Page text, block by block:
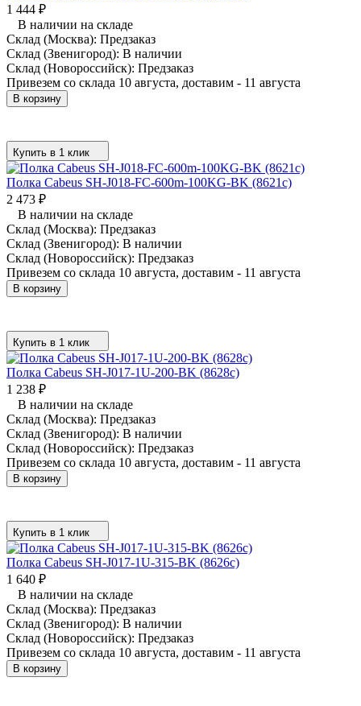
1 444 ₽
В наличии на складе
Склад (Москва): Предзаказ
Склад (Звенигород): В наличии
Склад (Новороссийск): Предзаказ
Привезем со склада 10 августа, доставим - 11 августа
В корзину
Купить в 1 клик
Полка Cabeus SH-J018-FC-600m-100KG-BK (8621c)
2 473 ₽
В наличии на складе
Склад (Москва): Предзаказ
Склад (Звенигород): В наличии
Склад (Новороссийск): Предзаказ
Привезем со склада 10 августа, доставим - 11 августа
В корзину
Купить в 1 клик
Полка Cabeus SH-J017-1U-200-BK (8628c)
1 238 ₽
В наличии на складе
Склад (Москва): Предзаказ
Склад (Звенигород): В наличии
Склад (Новороссийск): Предзаказ
Привезем со склада 10 августа, доставим - 11 августа
В корзину
Купить в 1 клик
Полка Cabeus SH-J017-1U-315-BK (8626c)
1 640 ₽
В наличии на складе
Склад (Москва): Предзаказ
Склад (Звенигород): В наличии
Склад (Новороссийск): Предзаказ
Привезем со склада 10 августа, доставим - 11 августа
В корзину